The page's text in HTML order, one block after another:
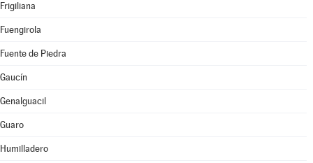
Frigiliana
Fuengirola
Fuente de Piedra
Gaucín
Genalguacil
Guaro
Humilladero